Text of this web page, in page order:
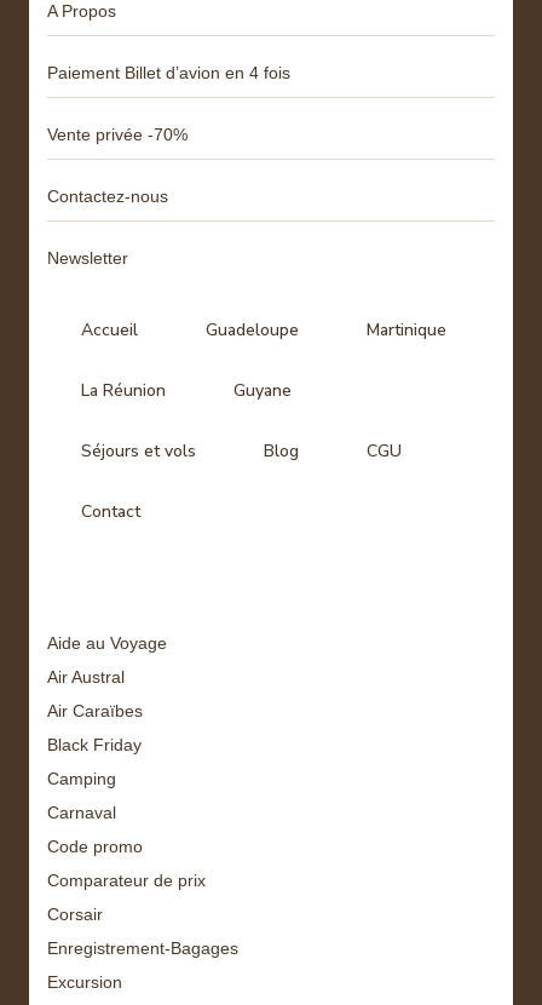
A Propos
Paiement Billet d’avion en 4 fois
Vente privée -70%
Contactez-nous
Newsletter
Accueil Guadeloupe Martinique
La Réunion Guyane
Séjours et vols Blog CGU
Contact
Aide au Voyage
Air Austral
Air Caraïbes
Black Friday
Camping
Carnaval
Code promo
Comparateur de prix
Corsair
Enregistrement-Bagages
Excursion